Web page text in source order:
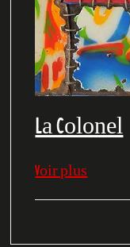
La Colonel
Voir plus